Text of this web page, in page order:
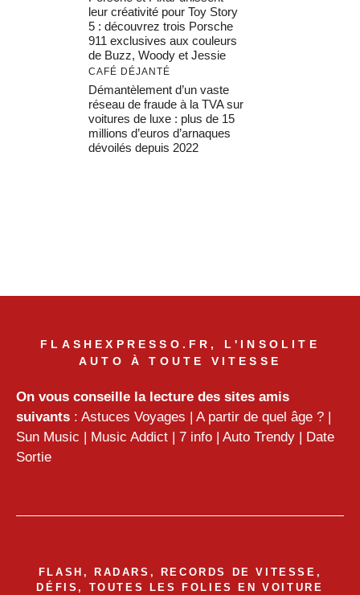
leur créativité pour Toy Story
5 : découvrez trois Porsche
911 exclusives aux couleurs
de Buzz, Woody et Jessie
CAFÉ DÉJANTÉ
Démantèlement d’un vaste
réseau de fraude à la TVA sur
voitures de luxe : plus de 15
millions d’euros d’arnaques
dévoilés depuis 2022
FLASHEXPRESSO.FR, L'INSOLITE
AUTO À TOUTE VITESSE
On vous conseille la lecture des sites amis
suivants : Astuces Voyages | A partir de quel âge ? |
Sun Music | Music Addict | 7 info | Auto Trendy | Date
Sortie
FLASH, RADARS, RECORDS DE VITESSE,
DÉFIS, TOUTES LES FOLIES EN VOITURE